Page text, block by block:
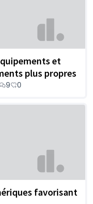
et
plus propres
9 0
favorisant